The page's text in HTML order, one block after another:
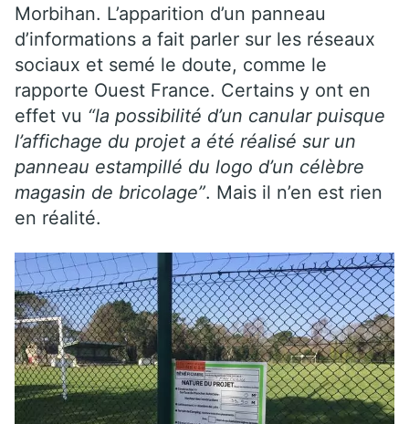
Morbihan. L’apparition d’un panneau
d’informations a fait parler sur les réseaux
sociaux et semé le doute, comme le
rapporte Ouest France. Certains y ont en
effet vu “la possibilité d’un canular puisque
l’affichage du projet a été réalisé sur un
panneau estampillé du logo d’un célèbre
magasin de bricolage”. Mais il n’en est rien
en réalité.